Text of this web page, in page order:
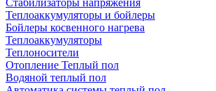
Теплоаккумуляторы и бойлеры
Бойлеры косвенного нагрева
Теплоаккумуляторы
Теплоносители
Отопление Теплый пол
Водяной теплый пол